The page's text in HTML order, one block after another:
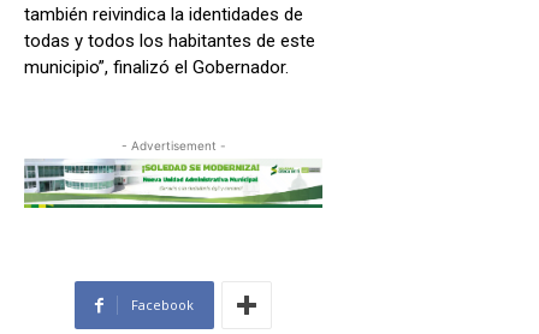
también reivindica la identidades de
todas y todos los habitantes de este
municipio”, finalizó el Gobernador.
- Advertisement -
Facebook